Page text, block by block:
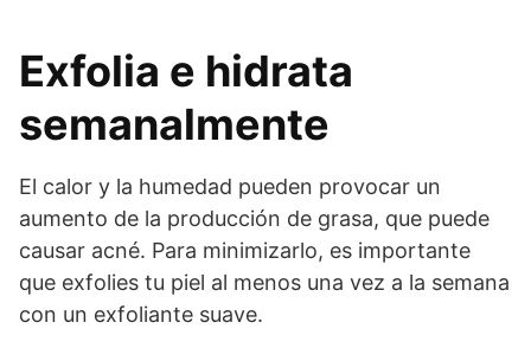
Exfolia e hidrata
semanalmente
El calor y la humedad pueden provocar un
aumento de la producción de grasa, que puede
causar acné. Para minimizarlo, es importante
que exfolies tu piel al menos una vez a la semana
con un exfoliante suave.